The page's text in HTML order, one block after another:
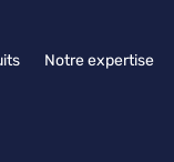
Notre expertise